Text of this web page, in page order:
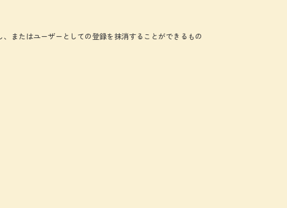
またはユーザーとしての登録を抹消することができるもの